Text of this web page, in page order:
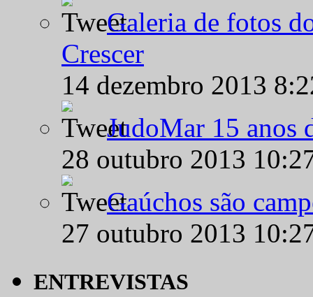
Galeria de fotos
Crescer
14 dezembro 2013
JudoMar 15 anos
28 outubro 2013
Gaúchos são
27 outubro 2013
ENTREVISTAS